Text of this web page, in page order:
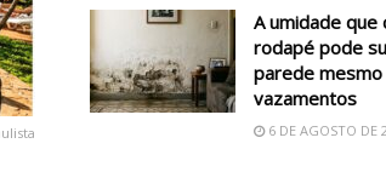
A umidade que
rodapé pode
parede
vazamentos
6 DE AGOSTO DE